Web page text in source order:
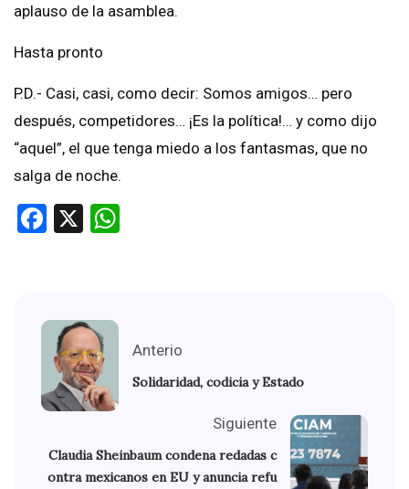
aplauso de la asamblea.
Hasta pronto
P.D.- Casi, casi, como decir: Somos amigos… pero
después, competidores… ¡Es la política!… y como dijo
“aquel”, el que tenga miedo a los fantasmas, que no
salga de noche.
Facebook
X
Anterio
Solidaridad, codicia y Estado
Siguiente
Claudia Sheinbaum condena redadas c
ontra mexicanos en EU y anuncia refu